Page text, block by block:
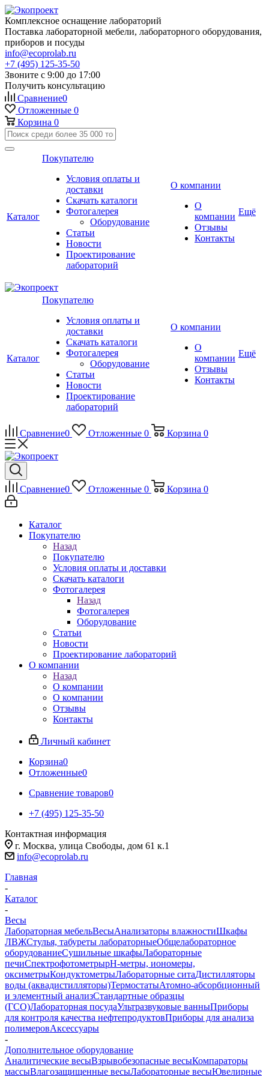
Комплексное оснащение лабораторий
Поставка лабораторной мебели, лабораторного оборудования,
приборов и посуды
info@ecoprolab.ru
+7 (495) 125-35-50
Звоните с 9:00 до 17:00
Получить консультацию
Сравнение0
Отложенные 0
Корзина 0
Каталог
Покупателю
Условия оплаты и
доставки
Скачать каталоги
Фотогалерея
Оборудование
Статьи
Новости
Проектирование
лабораторий
О компании
О
компании
Отзывы
Контакты
Ещё
Каталог
Покупателю
Условия оплаты и
доставки
Скачать каталоги
Фотогалерея
Оборудование
Статьи
Новости
Проектирование
лабораторий
О компании
О
компании
Отзывы
Контакты
Ещё
Сравнение0 Отложенные 0 Корзина 0
Сравнение0 Отложенные 0 Корзина 0
Каталог
Покупателю
Назад
Покупателю
Условия оплаты и доставки
Скачать каталоги
Фотогалерея
Назад
Фотогалерея
Оборудование
Статьи
Новости
Проектирование лабораторий
О компании
Назад
О компании
О компании
Отзывы
Контакты
Личный кабинет
Корзина0
Отложенные0
Сравнение товаров0
+7 (495) 125-35-50
Контактная информация
г. Москва, улица Свободы, дом 61 к.1
info@ecoprolab.ru
Главная
-
Каталог
-
Весы
Лабораторная мебельВесыАнализаторы влажностиШкафы
ЛВЖСтулья, табуреты лабораторныеОбщелабораторное
оборудованиеСушильные шкафыЛабораторные
печиСпектрофотометрыpH-метры, иономеры,
оксиметрыКондуктометрыЛабораторные ситаДистилляторы
воды (аквадистилляторы)ТермостатыАтомно-абсорбционный
и элементный анализСтандартные образцы
(ГСО)Лабораторная посудаУльтразвуковые ванныПриборы
для контроля качества нефтепродуктовПриборы для анализа
полимеровАксессуары
-
Дополнительное оборудование
Аналитические весыВзрывобезопасные весыКомпараторы
массыВлагозащищенные весыЛабораторные весыЮвелирные